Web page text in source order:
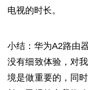
电视的时长。
小结：华为A2路由
没有细致体验，对
境是做重要的，同